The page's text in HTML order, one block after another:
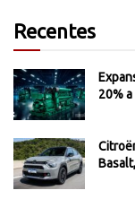
Recentes
20%